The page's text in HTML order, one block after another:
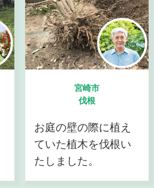
宮崎市
伐根
お庭の壁の際に植え
ていた植木を伐根い
たしました。